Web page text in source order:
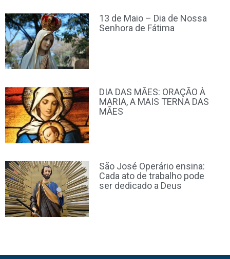
13 de Maio – Dia de Nossa
Senhora de Fátima
DIA DAS MÃES: ORAÇÃO À
MARIA, A MAIS TERNA DAS
MÃES
São José Operário ensina:
Cada ato de trabalho pode
ser dedicado a Deus